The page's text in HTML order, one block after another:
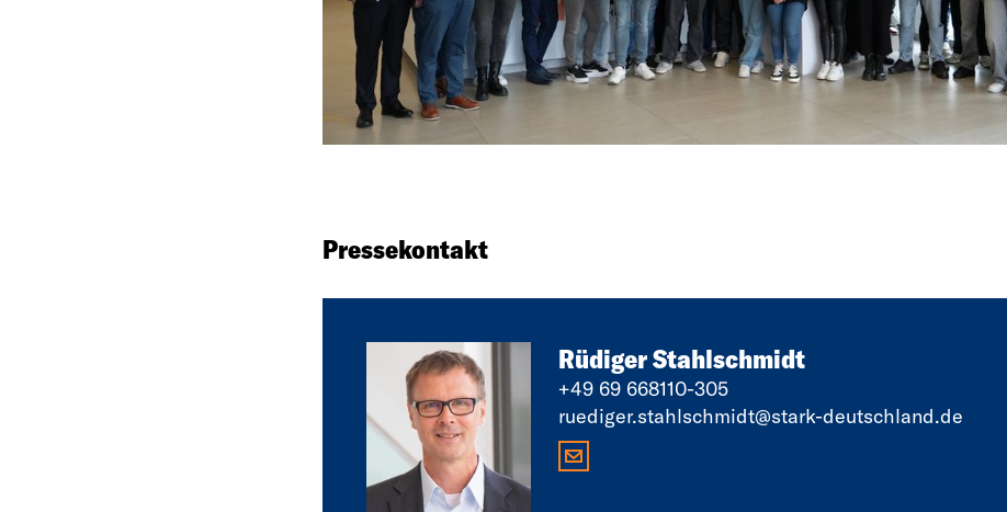
Pressekontakt
Rüdiger Stahlschmidt
+49 69 668110-305
ruediger.stahlschmidt@stark-deutschland.de